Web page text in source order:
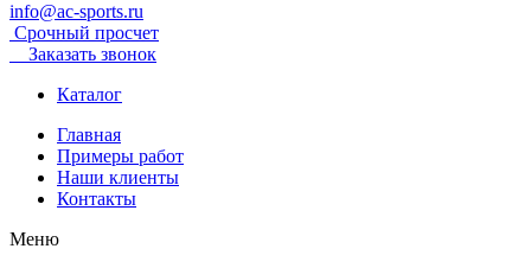
info@ac-sports.ru
Срочный просчет
Заказать звонок
Каталог
Главная
Примеры работ
Наши клиенты
Контакты
Меню